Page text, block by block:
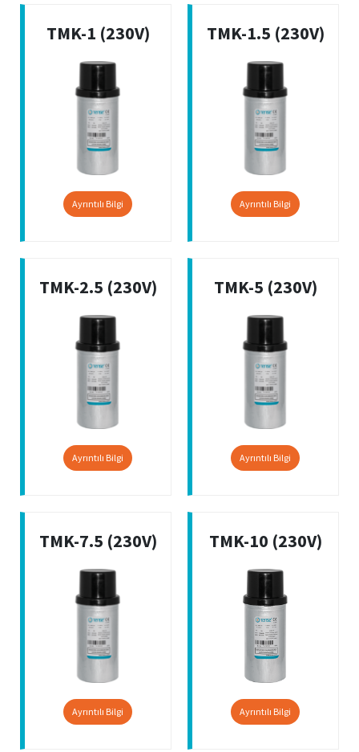
TMK-1 (230V)
Ayrıntılı Bilgi
TMK-1.5 (230V)
Ayrıntılı Bilgi
TMK-2.5 (230V)
Ayrıntılı Bilgi
TMK-5 (230V)
Ayrıntılı Bilgi
TMK-7.5 (230V)
Ayrıntılı Bilgi
TMK-10 (230V)
Ayrıntılı Bilgi